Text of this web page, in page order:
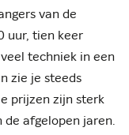
van de
uur, tien keer
techniek in een
zie je steeds
prijzen zijn sterk
afgelopen jaren.